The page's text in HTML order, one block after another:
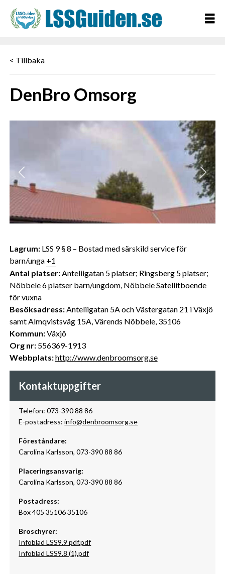
< Tillbaka
DenBro Omsorg
Lagrum:LSS 9 § 8 – Bostad med särskild service för
barn/unga +1
Antal platser:Anteliigatan 5 platser; Ringsberg 5 platser;
Nöbbele 6 platser barn/ungdom, Nöbbele Satellitboende
för vuxna
Besöksadress:Anteliigatan 5A och Västergatan 21 i Växjö
samt Almqvistsväg 15A, Värends Nöbbele, 35106
Kommun:Växjö
Org nr:556369-1913
Webbplats:http://www.denbroomsorg.se
Kontaktuppgifter
Telefon: 073-390 88 86
E-postadress:info@denbroomsorg.se
Föreståndare:
Carolina Karlsson, 073-390 88 86
Placeringsansvarig:
Carolina Karlsson, 073-390 88 86
Postadress:
Box 405 35106 35106
Broschyrer:
Infoblad LSS9.9 pdf.pdf
Infoblad LSS9.8 (1).pdf